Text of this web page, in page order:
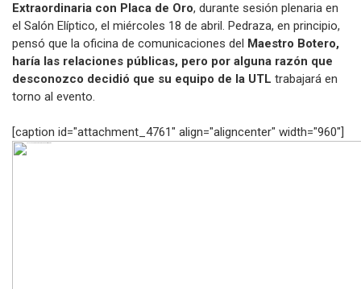
Extraordinaria con Placa de Oro, durante sesión plenaria en
el Salón Elíptico, el miércoles 18 de abril. Pedraza, en principio,
pensó que la oficina de comunicaciones del
Maestro Botero,
haría las relaciones públicas, pero por alguna razón que
desconozco decidió que su equipo de la UTL trabajará en
torno al evento.
[caption id="attachment_4761" align="aligncenter" width="960"]